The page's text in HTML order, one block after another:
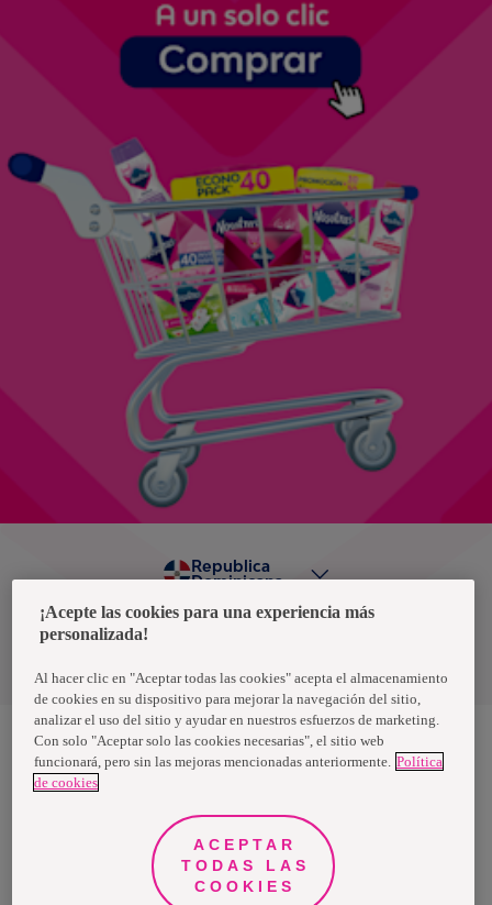
Política de privacidad de datos
Republica
Dominicana
Nosotras, una marca de Essity - una compañía global líder en
higiene y salud. Cada día, mil millones de personas, en todo el
propósito es romper barreras por el bienestar en beneficio de
consumidores, pacientes, cuidadores, clientes y la sociedad en
general. Vendemos en aproximadamente 150 países bajo las
principales marcas globales TENA y Tork, así como otras marcas
como Actimove, Cutimed, JOBST, Knix, Leukoplast, Libero, Libresse,
Lotus, Modibodi, Nosotras, Saba, Tempo, TOM Organic y Zewa. En
¡Acepte las cookies para una experiencia más
personalizada!
Al hacer clic en "Aceptar todas las cookies" acepta el almacenamiento
de cookies en su dispositivo para mejorar la navegación del sitio,
analizar el uso del sitio y ayudar en nuestros esfuerzos de marketing.
Con solo "Aceptar solo las cookies necesarias", el sitio web
funcionará, pero sin las mejoras mencionadas anteriormente. Política
de cookies
ACEPTAR
TODAS LAS
COOKIES